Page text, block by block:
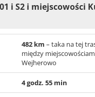
i S2 i miejscowości
482 km – taka na tej
między
Wejherowo
4 godz. 55 min